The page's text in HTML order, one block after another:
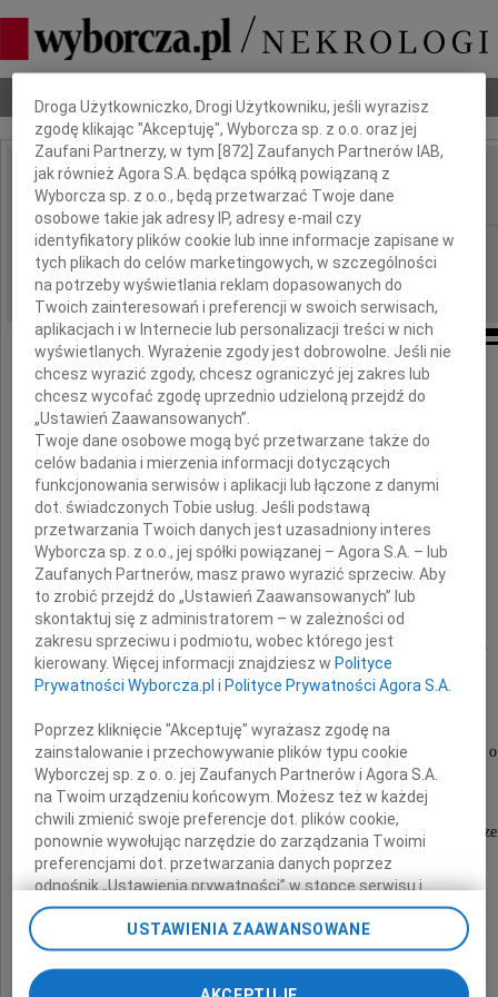
Nekrologi Odeszli Poradnik pogrzebowy
IMIĘ I NAZWISKO: Paweł Rosienkiewicz
REGION: Wrocław
DATA EMISJI: 25.11.2021
"Umarłych wieczność dotąd trwa,
dokąd pamięcią się im płaci"
Wisława Szymborska
Rok temu, 25 listopada 2020 roku odszedł
dr inż.
Paweł Rosienkiewicz
Wspólnik i Współzałożyciel firmy FUNAM Sp. z
Dziękujmy Ci Pawle
za energię i pasję, aby podjąć wyzwanie do
i rozwoju wspólnego przedsięwzięcia.
Dbamy o Twoją prywatność
Droga Użytkowniczko, Drogi Użytkowniku, jeśli wyrazisz
zgodę klikając "Akceptuję", Wyborcza sp. z o.o. oraz jej
Zaufani Partnerzy, w tym [872] Zaufanych Partnerów IAB,
jak również Agora S.A. będąca spółką powiązaną z
Wyborcza sp. z o.o., będą przetwarzać Twoje dane
osobowe takie jak adresy IP, adresy e-mail czy
identyfikatory plików cookie lub inne informacje zapisane w
tych plikach do celów marketingowych, w szczególności
na potrzeby wyświetlania reklam dopasowanych do
Twoich zainteresowań i preferencji w swoich serwisach,
aplikacjach i w Internecie lub personalizacji treści w nich
wyświetlanych. Wyrażenie zgody jest dobrowolne. Jeśli nie
chcesz wyrazić zgody, chcesz ograniczyć jej zakres lub
chcesz wycofać zgodę uprzednio udzieloną przejdź do
„Ustawień Zaawansowanych”.
Twoje dane osobowe mogą być przetwarzane także do
celów badania i mierzenia informacji dotyczących
funkcjonowania serwisów i aplikacji lub łączone z danymi
dot. świadczonych Tobie usług. Jeśli podstawą
przetwarzania Twoich danych jest uzasadniony interes
Wyborcza sp. z o.o., jej spółki powiązanej – Agora S.A. – lub
Zaufanych Partnerów, masz prawo wyrazić sprzeciw. Aby
to zrobić przejdź do „Ustawień Zaawansowanych” lub
skontaktuj się z administratorem – w zależności od
zakresu sprzeciwu i podmiotu, wobec którego jest
kierowany. Więcej informacji znajdziesz wPolityce
Prywatności Wyborcza.pl iPolityce Prywatności Agora S.A.
Poprzez kliknięcie "Akceptuję" wyrażasz zgodę na
zainstalowanie i przechowywanie plików typu cookie
Wyborczej sp. z o. o. jej Zaufanych Partnerów i Agora S.A.
na Twoim urządzeniu końcowym. Możesz też w każdej
chwili zmienić swoje preferencje dot. plików cookie,
ponownie wywołując narzędzie do zarządzania Twoimi
preferencjami dot. przetwarzania danych poprzez
odnośnik „Ustawienia prywatności” w stopce serwisu i
przechodząc do sekcji „Ustawienia zaawansowane”.
Zmiana ustawień plików cookie możliwa jest także za
pomocą ustawień przeglądarki.
USTAWIENIA ZAAWANSOWANE